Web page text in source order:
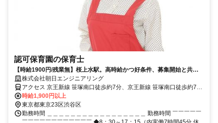
認可保育園の保育士
【時給1900円/残業無】桜上水駅。高時給かつ好条件、募集開始と共に
埋まる人気。
株式会社朝日エンジニアリング
アクセス 京王新線 笹塚南口徒歩約7分、京王新線 笹塚南口徒歩約7
分、京王新線 幡ヶ谷北口徒歩約14分
時給1,900円以上
東京都東京23区渋谷区
勤務時間 ＿＿＿＿＿＿＿＿＿＿＿＿＿＿＿＿＿ 勤務時間 ￣￣￣￣￣